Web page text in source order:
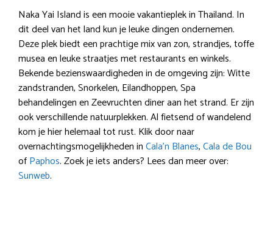
Naka Yai Island is een mooie vakantieplek in Thailand. In
dit deel van het land kun je leuke dingen ondernemen.
Deze plek biedt een prachtige mix van zon, strandjes, toffe
musea en leuke straatjes met restaurants en winkels.
Bekende bezienswaardigheden in de omgeving zijn: Witte
zandstranden, Snorkelen, Eilandhoppen, Spa
behandelingen en Zeevruchten diner aan het strand. Er zijn
ook verschillende natuurplekken. Al fietsend of wandelend
kom je hier helemaal tot rust. Klik door naar
overnachtingsmogelijkheden inCala’n Blanes,Cala de Bou
ofPaphos. Zoek je iets anders? Lees dan meer over:
Sunweb.